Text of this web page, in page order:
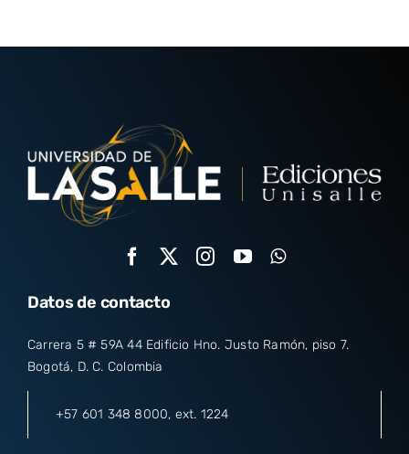
Datos de contacto
Carrera 5 # 59A 44 Edificio Hno. Justo Ramón, piso 7.
Bogotá, D. C. Colombia
+57 601 348 8000, ext. 1224